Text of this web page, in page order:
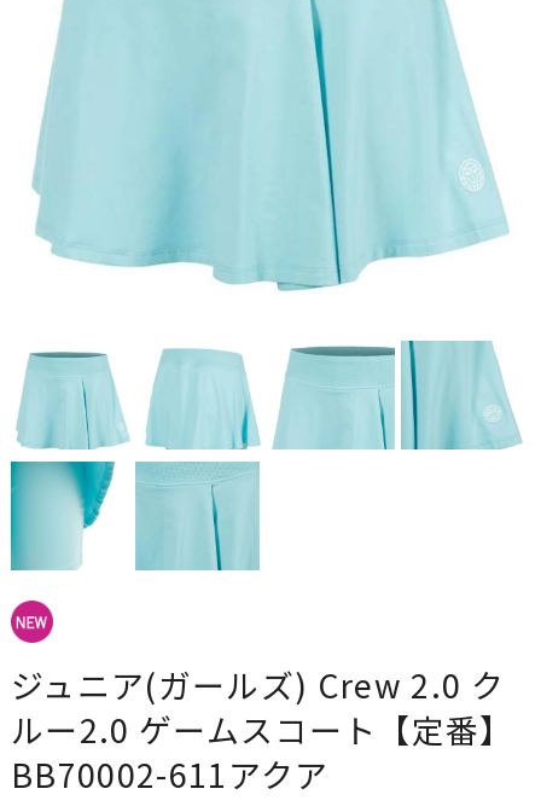
ジュニア(ガールズ) Crew 2.0 ク
ルー2.0 ゲームスコート【定番】
BB70002-611アクア